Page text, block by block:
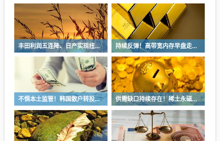
丰田利润五连降、日产实现扭亏 日系三强一季报喜忧参半 持续反弹！高带宽内存早盘走强 三大原厂产能售罄
不惧本土监管！韩国散户转投美国高倍杠杆ETF 分析师：更大风险酝酿中 供需缺口持续存在！稀土永磁表现强势 2026高增长个股来了